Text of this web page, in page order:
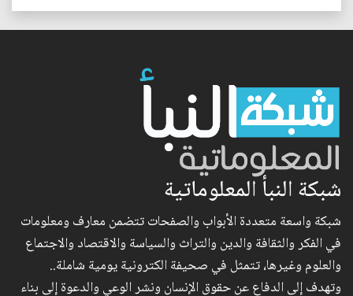
شبكة النبأ المعلوماتية
شبكة واسعة متعددة الأبواب والصفحات تتضمن معارف ومعلومات
في الفكر والثقافة والدين والتراث والسياسة والاقتصاد والاجتماع
والعلوم وغيرها، تتمثل في صحيفة الكترونية يومية شاملة..
وتهدف إلى الدفاع عن حقوق الإنسان ونشر الوعي والدعوة إلى بناء